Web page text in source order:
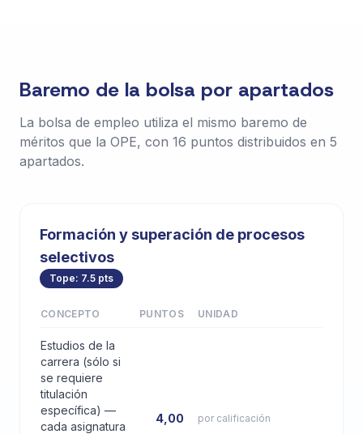
Baremo de la bolsa por apartados
La bolsa de empleo utiliza el mismo baremo de
méritos que la OPE, con 16 puntos distribuidos en 5
apartados.
Formación y superación de procesos
selectivos
Tope: 7.5 pts
CONCEPTO PUNTOS UNIDAD
Estudios de la
carrera (sólo si
se requiere
titulación
específica) —
cada asignatura
4,00 por calificación